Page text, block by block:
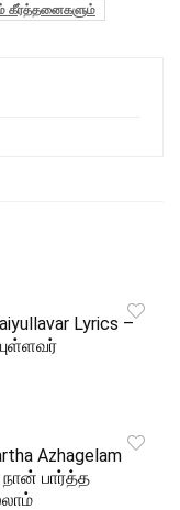
கீர்த்தனைகளும்
Lyrics –
Azhagelam
நான் பார்த்த